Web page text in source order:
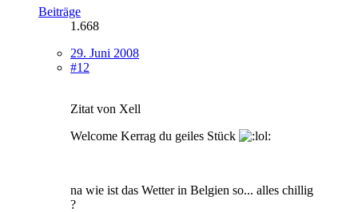
Beiträge
1.668
29. Juni 2008
#12
Zitat von Xell
Welcome Kerrag du geiles Stück
na wie ist das Wetter in Belgien so... alles chillig
?